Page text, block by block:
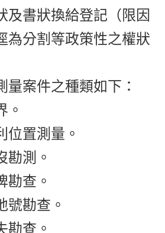
及書狀換給登記（限因
為分割等政策性之權狀
量案件之種類如下：
。
位置測量。
勘測。
勘查。
號勘查。
勘查。